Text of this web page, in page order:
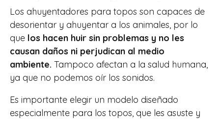
Los ahuyentadores para topos son capaces de
desorientar y ahuyentar a los animales, por lo
que los hacen huir sin problemas y no les
causan daños ni perjudican al medio
ambiente. Tampoco afectan a la salud humana,
ya que no podemos oír los sonidos.
Es importante elegir un modelo diseñado
especialmente para los topos, que les asuste y